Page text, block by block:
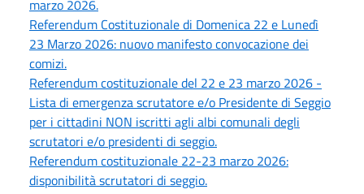
marzo 2026.
Referendum Costituzionale di Domenica 22 e Lunedì
23 Marzo 2026: nuovo manifesto convocazione dei
comizi.
Referendum costituzionale del 22 e 23 marzo 2026 -
Lista di emergenza scrutatore e/o Presidente di Seggio
per i cittadini NON iscritti agli albi comunali degli
scrutatori e/o presidenti di seggio.
Referendum costituzionale 22-23 marzo 2026:
disponibilità scrutatori di seggio.